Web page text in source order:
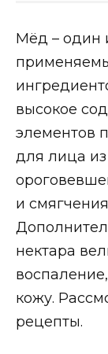
Мёд – один
высокое
элементов
для лица
и
нектара
кожу.
рецепты.